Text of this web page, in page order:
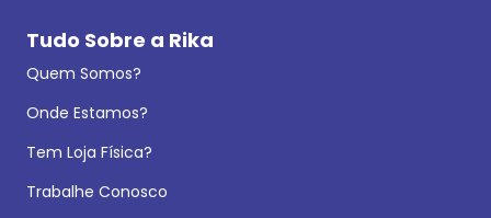
Tudo Sobre a Rika
Quem Somos?
Onde Estamos?
Tem Loja Física?
Trabalhe Conosco